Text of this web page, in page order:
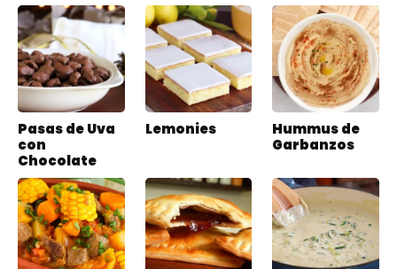
Pasas de Uva
con
Chocolate
Lemonies
Hummus de
Garbanzos